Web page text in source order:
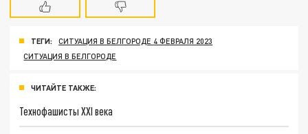
ТЕГИ:
СИТУАЦИЯ В БЕЛГОРОДЕ 4 ФЕВРАЛЯ 2023
СИТУАЦИЯ В БЕЛГОРОДЕ
ЧИТАЙТЕ ТАКЖЕ:
Технофашисты XXI века